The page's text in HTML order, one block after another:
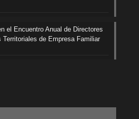
el Encuentro Anual de Directores
de Empresa Familiar